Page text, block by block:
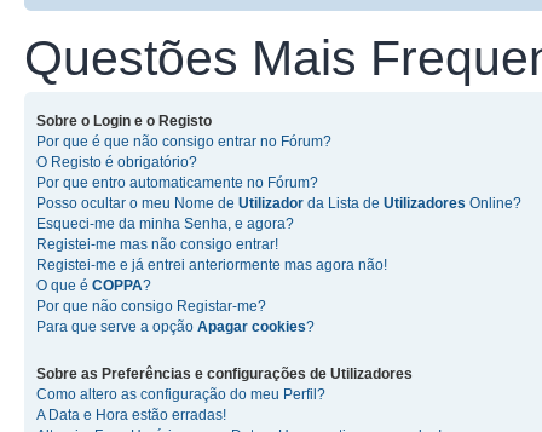
Questões Mais
Sobre o Login e o Registo
Por que é que não consigo entrar no Fórum?
O Registo é obrigatório?
Por que entro automaticamente no Fórum?
Posso ocultar o meu Nome de Utilizador da Lista de Utilizadores Online?
Esqueci-me da minha Senha, e agora?
Registei-me mas não consigo entrar!
Registei-me e já entrei anteriormente mas agora não!
O que é COPPA?
Por que não consigo Registar-me?
Para que serve a opção Apagar cookies?
Sobre as Preferências e configurações de Utilizadores
Como altero as configuração do meu Perfil?
A Data e Hora estão erradas!